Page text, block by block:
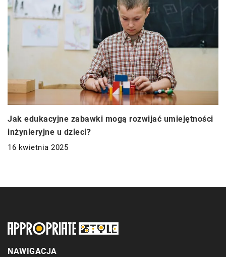
Jak edukacyjne zabawki mogą rozwijać umiejętności
inżynieryjne u dzieci?
16 kwietnia 2025
NAWIGACJA